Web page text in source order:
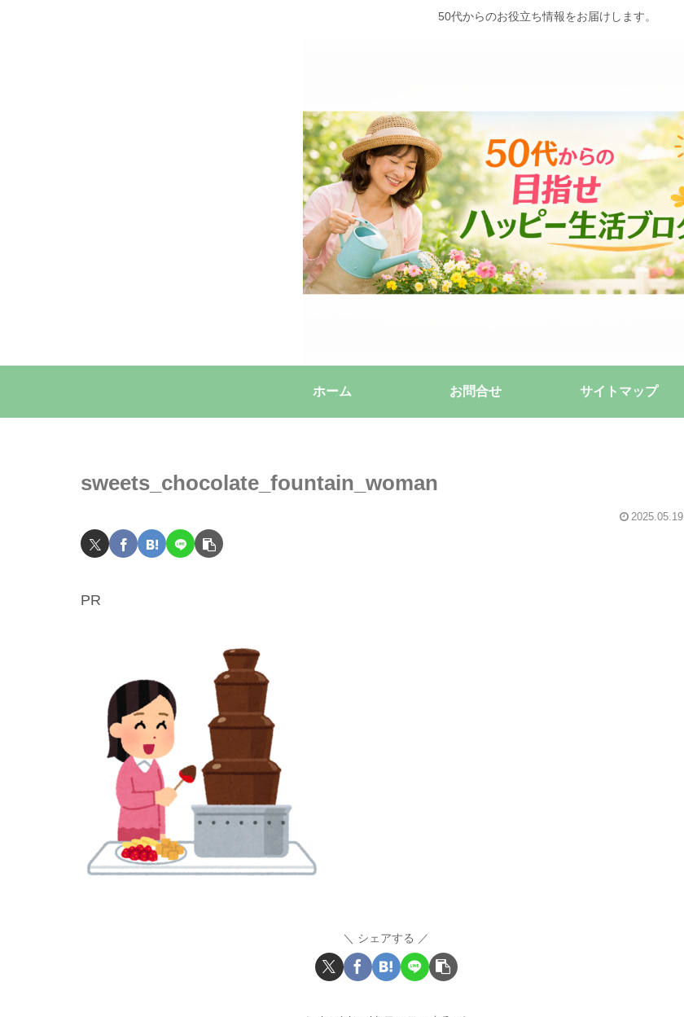
50代からのお役立ち情報をお届けします。
ホーム お問合せ サイトマップ
sweets_chocolate_fountain_woman
2025.05.19
PR
シェアする